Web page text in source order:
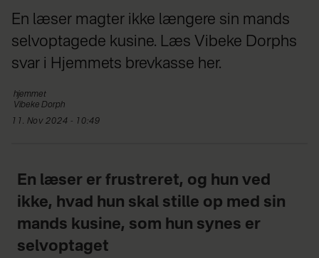
En læser magter ikke længere sin mands
selvoptagede kusine. Læs Vibeke Dorphs
svar i Hjemmets brevkasse her.
hjemmet
Vibeke Dorph
11. Nov 2024 - 10:49
En læser er frustreret, og hun ved
ikke, hvad hun skal stille op med sin
mands kusine, som hun synes er
selvoptaget